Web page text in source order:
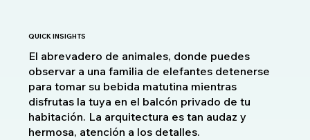
QUICK INSIGHTS
El abrevadero de animales, donde puedes
observar a una familia de elefantes detenerse
para tomar su bebida matutina mientras
disfrutas la tuya en el balcón privado de tu
habitación. La arquitectura es tan audaz y
hermosa, atención a los detalles.